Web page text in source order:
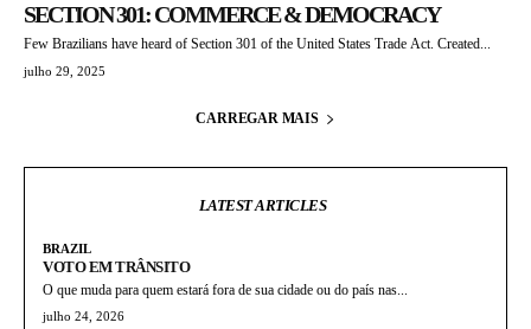
SECTION 301: COMMERCE & DEMOCRACY
Few Brazilians have heard of Section 301 of the United States Trade Act. Created...
julho 29, 2025
CARREGAR MAIS
LATEST ARTICLES
BRAZIL
VOTO EM TRÂNSITO
O que muda para quem estará fora de sua cidade ou do país nas...
julho 24, 2026